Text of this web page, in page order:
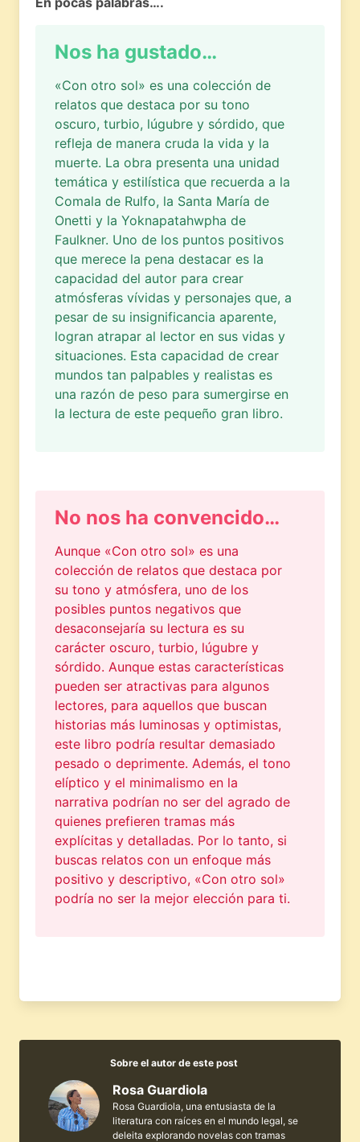
Nos ha gustado…
«Con otro sol» es una colección de
relatos que destaca por su tono
oscuro, turbio, lúgubre y sórdido, que
refleja de manera cruda la vida y la
muerte. La obra presenta una unidad
temática y estilística que recuerda a la
Comala de Rulfo, la Santa María de
Onetti y la Yoknapatahwpha de
Faulkner. Uno de los puntos positivos
que merece la pena destacar es la
capacidad del autor para crear
atmósferas vívidas y personajes que, a
pesar de su insignificancia aparente,
logran atrapar al lector en sus vidas y
situaciones. Esta capacidad de crear
mundos tan palpables y realistas es
una razón de peso para sumergirse en
la lectura de este pequeño gran libro.
No nos ha convencido…
Aunque «Con otro sol» es una
colección de relatos que destaca por
su tono y atmósfera, uno de los
posibles puntos negativos que
desaconsejaría su lectura es su
carácter oscuro, turbio, lúgubre y
sórdido. Aunque estas características
pueden ser atractivas para algunos
lectores, para aquellos que buscan
historias más luminosas y optimistas,
este libro podría resultar demasiado
pesado o deprimente. Además, el tono
elíptico y el minimalismo en la
narrativa podrían no ser del agrado de
quienes prefieren tramas más
explícitas y detalladas. Por lo tanto, si
buscas relatos con un enfoque más
positivo y descriptivo, «Con otro sol»
podría no ser la mejor elección para ti.
Sobre el autor de este post
Rosa Guardiola
Rosa Guardiola, una entusiasta de la
literatura con raíces en el mundo legal, se
deleita explorando novelas con tramas